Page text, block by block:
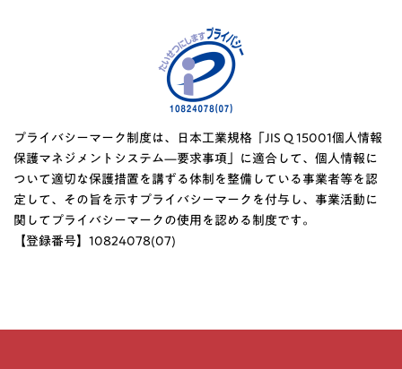
プライバシーマーク制度は、日本工業規格「JIS Q 15001個人情報
保護マネジメントシステム—要求事項」に適合して、個人情報に
ついて適切な保護措置を講ずる体制を整備している事業者等を認
定して、その旨を示すプライバシーマークを付与し、事業活動に
関してプライバシーマークの使用を認める制度です。
【登録番号】10824078(07)